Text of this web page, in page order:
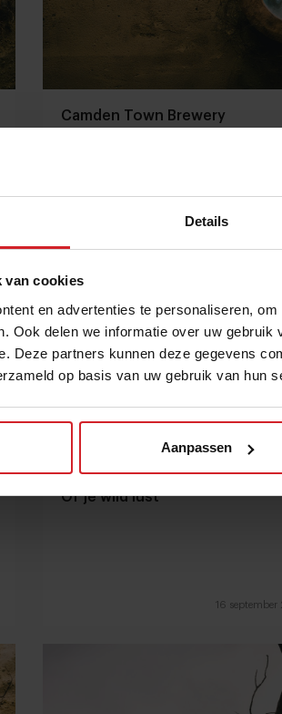
Details
van cookies
en advertenties te personaliseren,
Ook delen we informatie over uw
Deze partners kunnen deze gegevens
op basis van uw gebruik van hun
Aanpassen
Camden Town Brewery
17 september
Of je wild lust
16 september